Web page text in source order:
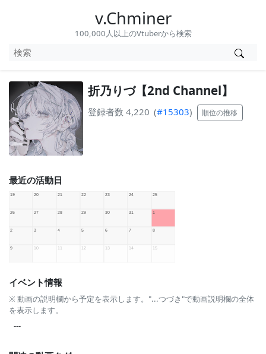
v.Chminer
100,000人以上のVtuberから検索
折乃りづ【2nd Channel】
登録者数 4,220 (#15303) 順位の推移
最近の活動日
イベント情報
※ 動画の説明欄から予定を表示します。"...つづき"で動画説明欄の全体
を表示します。
---